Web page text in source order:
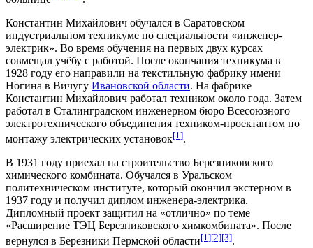
Константин Михайлович обучался в Саратовском
индустриальном техникуме по специальности «инженер-
электрик». Во время обучения на первых двух курсах
совмещал учёбу с работой. После окончания техникума в
1928 году его направили на текстильную фабрику имени
Ногина в Вичугу Ивановской области. На фабрике
Константин Михайлович работал техником около года. Затем
работал в Сталинградском инженерном бюро Всесоюзного
электротехнического объединения техником-проектантом по
монтажу электрических установок[1].
В 1931 году приехал на строительство Березниковского
химического комбината. Обучался в Уральском
политехническом институте, который окончил экстерном в
1937 году и получил диплом инженера-электрика.
Дипломный проект защитил на «отлично» по теме
«Расширение ТЭЦ Березниковского химкомбината». После
вернулся в Березники Пермской области[1][2][3].